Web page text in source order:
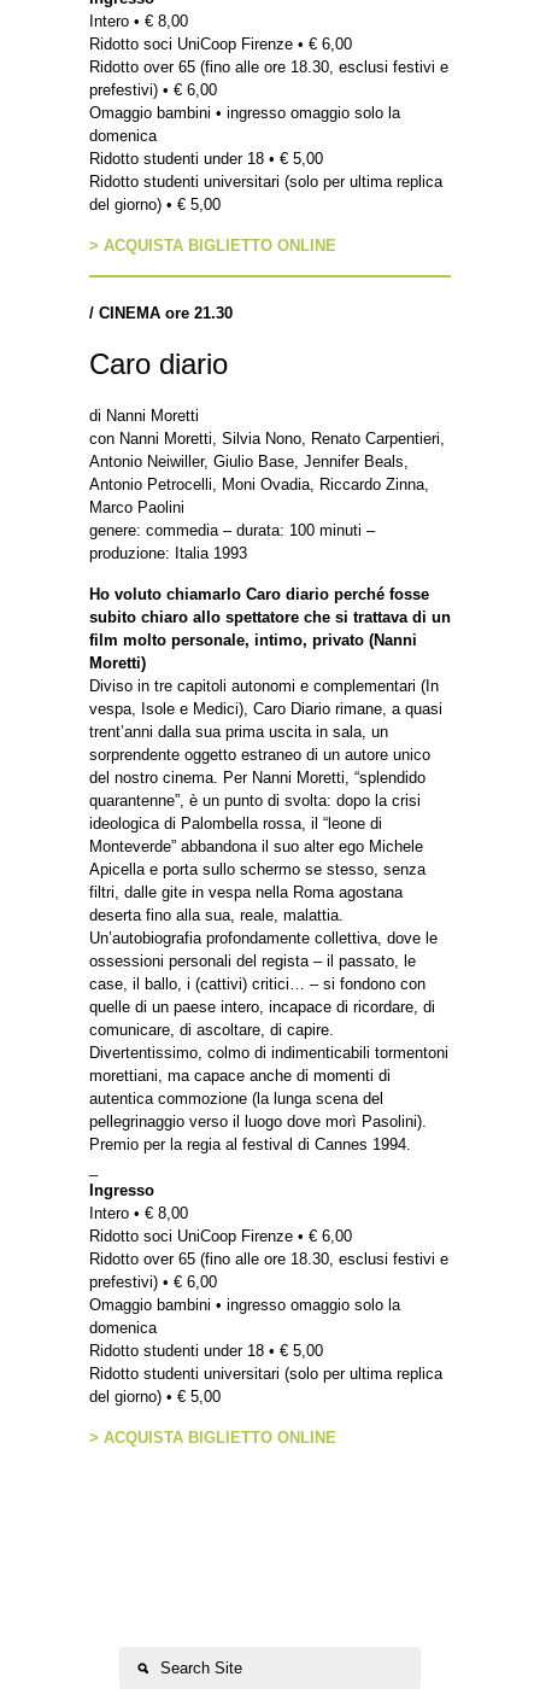
Intero • € 8,00
Ridotto soci UniCoop Firenze • € 6,00
Ridotto over 65 (fino alle ore 18.30, esclusi festivi e
prefestivi) • € 6,00
Omaggio bambini • ingresso omaggio solo la
domenica
Ridotto studenti under 18 • € 5,00
Ridotto studenti universitari (solo per ultima replica
del giorno) • € 5,00
> ACQUISTA BIGLIETTO ONLINE
/ CINEMA ore 21.30
Caro diario
di Nanni Moretti
con Nanni Moretti, Silvia Nono, Renato Carpentieri,
Antonio Neiwiller, Giulio Base, Jennifer Beals,
Antonio Petrocelli, Moni Ovadia, Riccardo Zinna,
Marco Paolini
genere: commedia – durata: 100 minuti –
produzione: Italia 1993
Ho voluto chiamarlo Caro diario perché fosse
subito chiaro allo spettatore che si trattava di un
film molto personale, intimo, privato (Nanni
Moretti)
Diviso in tre capitoli autonomi e complementari (In
vespa, Isole e Medici), Caro Diario rimane, a quasi
trent’anni dalla sua prima uscita in sala, un
sorprendente oggetto estraneo di un autore unico
del nostro cinema. Per Nanni Moretti, “splendido
quarantenne”, è un punto di svolta: dopo la crisi
ideologica di Palombella rossa, il “leone di
Monteverde” abbandona il suo alter ego Michele
Apicella e porta sullo schermo se stesso, senza
filtri, dalle gite in vespa nella Roma agostana
deserta fino alla sua, reale, malattia.
Un’autobiografia profondamente collettiva, dove le
ossessioni personali del regista – il passato, le
case, il ballo, i (cattivi) critici… – si fondono con
quelle di un paese intero, incapace di ricordare, di
comunicare, di ascoltare, di capire.
Divertentissimo, colmo di indimenticabili tormentoni
morettiani, ma capace anche di momenti di
autentica commozione (la lunga scena del
pellegrinaggio verso il luogo dove morì Pasolini).
Premio per la regia al festival di Cannes 1994.
Ingresso
Intero • € 8,00
Ridotto soci UniCoop Firenze • € 6,00
Ridotto over 65 (fino alle ore 18.30, esclusi festivi e
prefestivi) • € 6,00
Omaggio bambini • ingresso omaggio solo la
domenica
Ridotto studenti under 18 • € 5,00
Ridotto studenti universitari (solo per ultima replica
del giorno) • € 5,00
> ACQUISTA BIGLIETTO ONLINE